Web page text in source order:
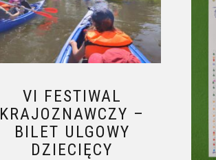
VI FESTIWAL
KRAJOZNAWCZY –
BILET ULGOWY
DZIECIĘCY